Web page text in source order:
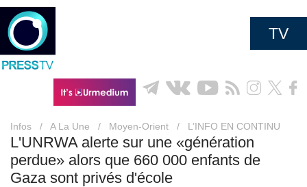
TV
Infos / A La Une / Moyen-Orient / L’INFO EN CONTINU
L'UNRWA alerte sur une «génération
perdue» alors que 660 000 enfants de
Gaza sont privés d'école